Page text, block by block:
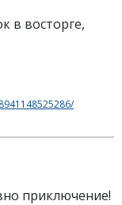
в восторге,
приключение!